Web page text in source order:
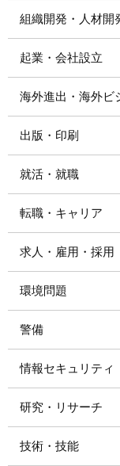
組織開発・人材開
起業・会社設立
海外進出・海外ビ
出版・印刷
就活・就職
転職・キャリア
求人・雇用・採用
環境問題
警備
情報セキュリティ
研究・リサーチ
技術・技能